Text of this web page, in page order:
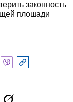
законность
площади